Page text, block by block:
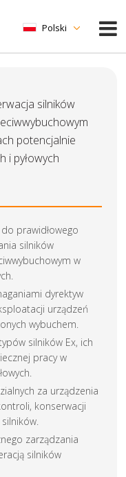
Polski
silników
potencjalnie
i pyłowych
prawidłowego
silników
w
dyrektyw
urządzeń
wybuchem.
silników Ex, ich
pracy w
za urządzenia
konserwacji
zarządzania
silników